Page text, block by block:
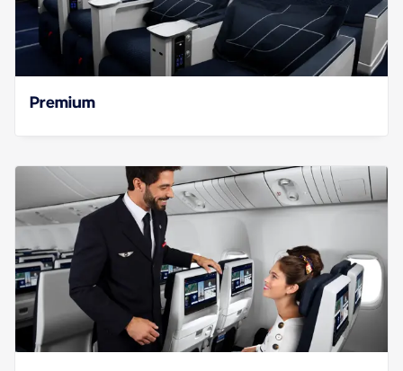
Premium